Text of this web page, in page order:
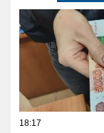
18:17